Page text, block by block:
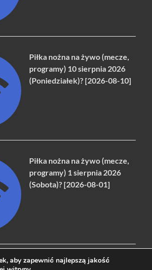
Piłka nożna na żywo (mecze,
programy) 10 sierpnia 2026
(Poniedziałek)? [2026-08-10]
Piłka nożna na żywo (mecze,
programy) 1 sierpnia 2026
(Sobota)? [2026-08-01]
aby zapewnić najlepszą jakość